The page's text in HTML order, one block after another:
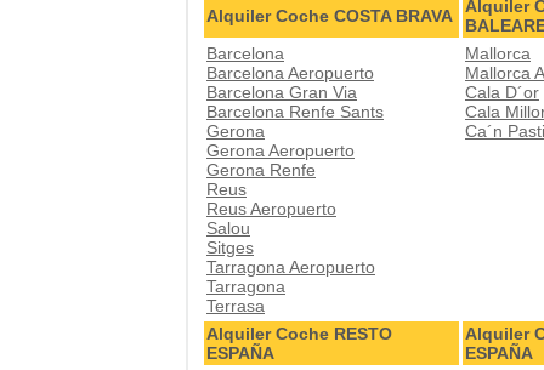
Alquiler Coche COSTA BRAVA
Alquiler
Barcelona
Barcelona Aeropuerto
Barcelona Gran Via
Barcelona Renfe Sants
Gerona
Gerona Aeropuerto
Gerona Renfe
Reus
Reus Aeropuerto
Salou
Sitges
Tarragona Aeropuerto
Tarragona
Terrasa
Mallorca
Mallorca
Cala D´or
Cala
Ca´n
Alquiler Coche RESTO
ESPAÑA
Alquiler
ESPAÑA